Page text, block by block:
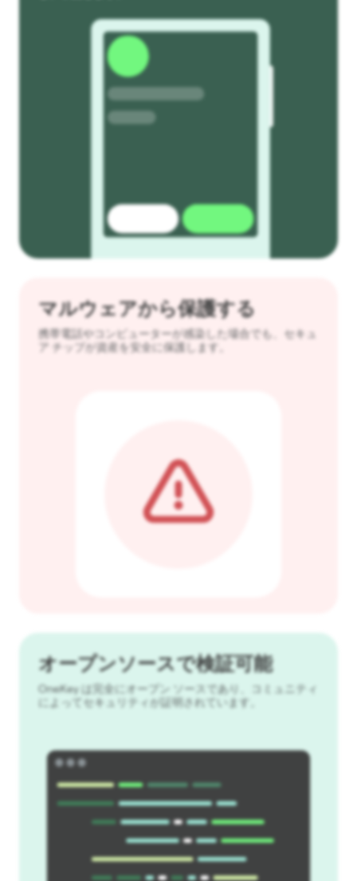
マルウェアから保護する
携帯電話やコンピューターが感染した場合でも、セキュ
ア チップが資産を安全に保護します。
オープンソースで検証可能
OneKey は完全にオープン ソースであり、コミュニティ
によってセキュリティが証明されています。